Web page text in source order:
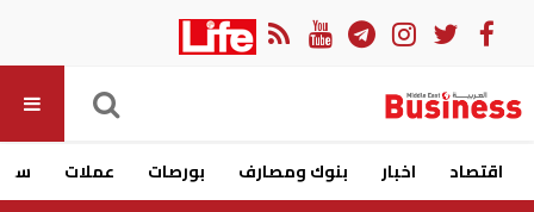
اقتصاد اخبار بنوك ومصارف بورصات عملات